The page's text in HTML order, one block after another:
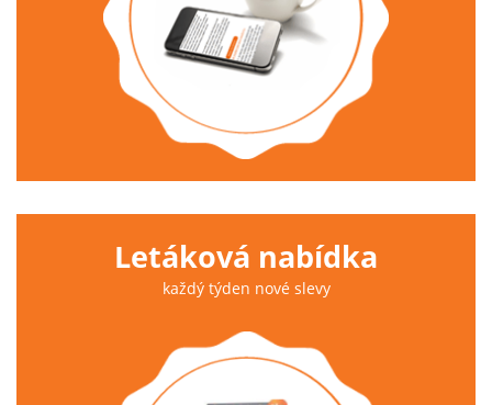
Letáková nabídka
každý týden nové slevy